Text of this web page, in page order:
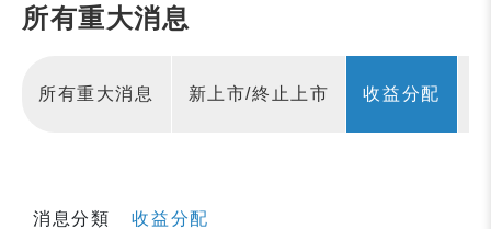
所有重大消息
所有重大消息 新上市/終止上市 收益分配
消息分類 收益分配